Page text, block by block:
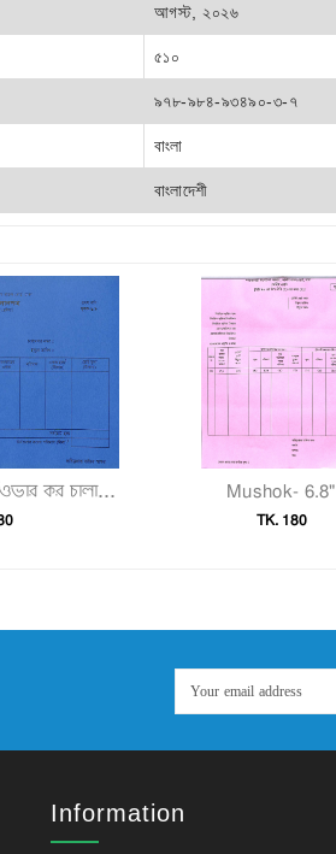
আগস্ট, ২০২৬
৫১০
৯৭৮-৯৮৪-৯৩৪৯০-৩-৭
বাংলা
বাংলাদেশী
Mushak-6.9 (টার্নওভার কর চালানপত্র)" Mushok- 6.8"
TK. 180
Information